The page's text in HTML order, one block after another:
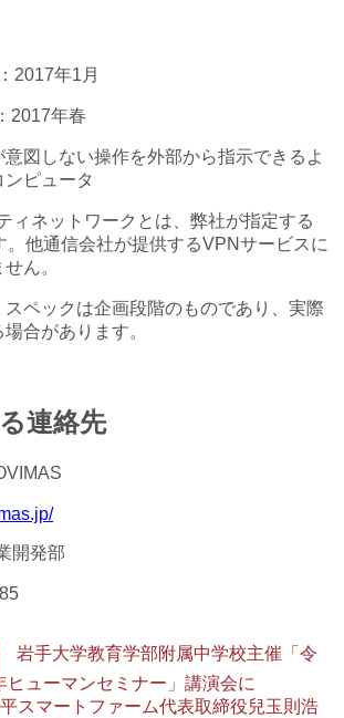
2017年1月
2017年春
図しない操作を外部から指示できるよ
ピュータ
ィネットワークとは、弊社が指定する
。他通信会社が提供するVPNサービスに
ん。
ペックは企画段階のものであり、実際
合があります。
連絡先
開発部
岩手大学教育学部附属中学校主催「令
ューマンセミナー」講演会に
スマートファーム代表取締役兒玉則浩